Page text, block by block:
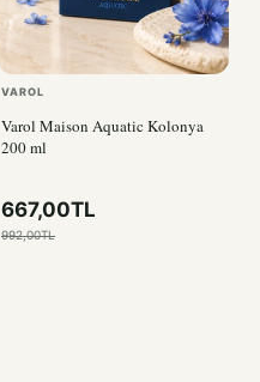
VAROL
Varol Maison Aquatic Kolonya
200 ml
667,00TL
992,00TL